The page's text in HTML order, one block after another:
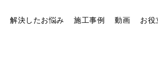
解決したお悩み 施工事例 動画 お役